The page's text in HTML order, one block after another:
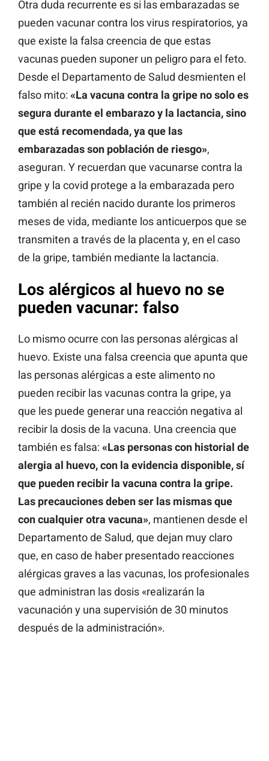
Otra duda recurrente es si las embarazadas se
pueden vacunar contra los virus respiratorios, ya
que existe la falsa creencia de que estas
vacunas pueden suponer un peligro para el feto.
Desde el Departamento de Salud desmienten el
falso mito: «La vacuna contra la gripe no solo es
segura durante el embarazo y la lactancia, sino
que está recomendada, ya que las
embarazadas son población de riesgo»,
aseguran. Y recuerdan que vacunarse contra la
gripe y la covid protege a la embarazada pero
también al recién nacido durante los primeros
meses de vida, mediante los anticuerpos que se
transmiten a través de la placenta y, en el caso
de la gripe, también mediante la lactancia.
Los alérgicos al huevo no se
pueden vacunar: falso
Lo mismo ocurre con las personas alérgicas al
huevo. Existe una falsa creencia que apunta que
las personas alérgicas a este alimento no
pueden recibir las vacunas contra la gripe, ya
que les puede generar una reacción negativa al
recibir la dosis de la vacuna. Una creencia que
también es falsa: «Las personas con historial de
alergia al huevo, con la evidencia disponible, sí
que pueden recibir la vacuna contra la gripe.
Las precauciones deben ser las mismas que
con cualquier otra vacuna», mantienen desde el
Departamento de Salud, que dejan muy claro
que, en caso de haber presentado reacciones
alérgicas graves a las vacunas, los profesionales
que administran las dosis «realizarán la
vacunación y una supervisión de 30 minutos
después de la administración».